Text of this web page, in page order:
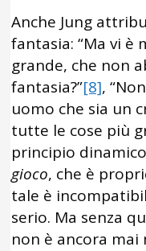
Anche Jung
fantasia: “Ma vi è
grande, che non
fantasia?”[8],
uomo che sia un
tutte le cose più
principio
gioco, che è
tale è
serio. Ma senza
non è ancora mai